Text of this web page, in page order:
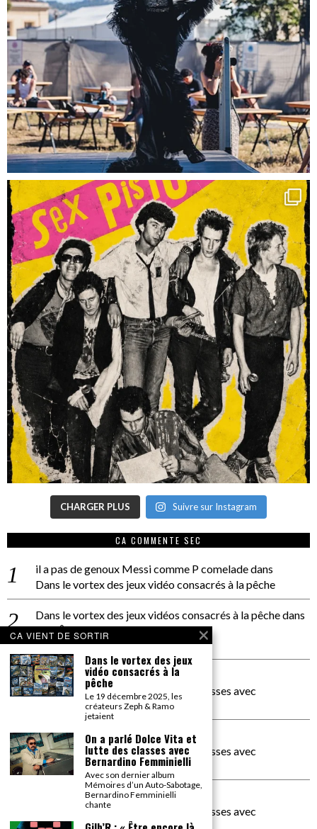
CHARGER PLUS Suivre sur Instagram
CA COMMENTE SEC
il a pas de genoux Messi comme P comeladedans
Dans le vortex des jeux vidéo consacrés à la pêche
Dans le vortex des jeux vidéos consacrés à la pêchedans
PACÔME THIELLEMENT
La séance d’Hip Gnose
La Patrie
dans
On a parlé Dolce Vita et lutte des classes avec
Bernardino Femminielli
carte noire negra à l'o tiededans
On a parlé Dolce Vita et lutte des classes avec
Bernardino Femminielli
moise et son mascarédans
On a parlé Dolce Vita et lutte des classes avec
Bernardino Femminielli
CA VIENT DE SORTIR
Dans le vortex des jeux
vidéo consacrés à la
pêche
Le 19 décembre 2025, les
créateurs Zeph & Ramo
jetaient
On a parlé Dolce Vita et
lutte des classes avec
Bernardino Femminielli
Avec son dernier album
Mémoires d’un Auto-Sabotage,
Bernardino Femminielli
chante